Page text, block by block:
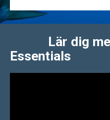
Lär dig mer
Essentials